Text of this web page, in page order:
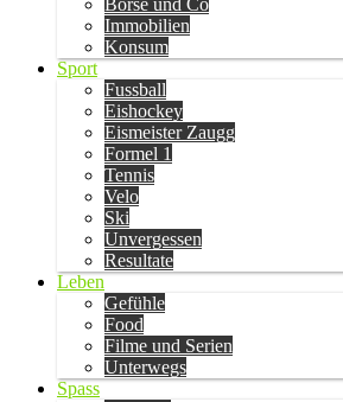
Börse und Co
Immobilien
Konsum
Sport
Fussball
Eishockey
Eismeister Zaugg
Formel 1
Tennis
Velo
Ski
Unvergessen
Resultate
Leben
Gefühle
Food
Filme und Serien
Unterwegs
Spass